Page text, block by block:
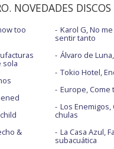
NOVEDADES DISCOS
too
sola
&
Karol G, No
sentir tanto
Álvaro de
Tokio Hotel,
Europe, Come
Los Enemigos,
chulas
La Casa Azul,
subacuática